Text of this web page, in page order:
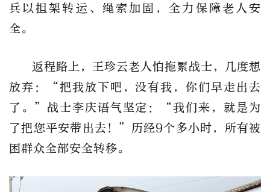
兵以担架转运、绳索加固，全力保障老人安
全。
返程路上，王珍云老人怕拖累战士，几度想
放弃：“把我放下吧，没有我，你们早走出去
了。”战士李庆语气坚定：“我们来，就是为
了把您平安带出去！”历经9个多小时，所有被
困群众全部安全转移。